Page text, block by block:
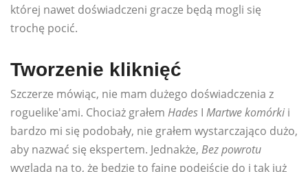
której nawet doświadczeni gracze będą mogli się
trochę pocić.
Tworzenie kliknięć
Szczerze mówiąc, nie mam dużego doświadczenia z
roguelike'ami. Chociaż grałem Hades I Martwe komórki i
bardzo mi się podobały, nie grałem wystarczająco dużo,
aby nazwać się ekspertem. Jednakże, Bez powrotu
wygląda na to, że będzie to fajne podejście do i tak już